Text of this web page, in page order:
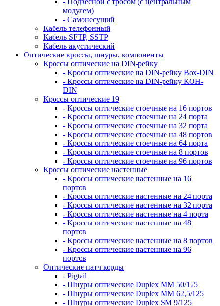
- Подвесной с тросом (с центральным
модулем)
- Самонесущий
Кабель телефонный
Кабель SFTP, SSTP
Кабель акустический
Оптические кроссы, шнуры, компоненты
Кроссы оптические на DIN-рейку
- Кроссы оптические на DIN-рейку Box-DIN
- Кроссы оптические на DIN-рейку КОН-
DIN
Кроссы оптические 19
- Кроссы оптические стоечные на 16 портов
- Кроссы оптические стоечные на 24 порта
- Кроссы оптические стоечные на 32 порта
- Кроссы оптические стоечные на 48 портов
- Кроссы оптические стоечные на 64 порта
- Кроссы оптические стоечные на 8 портов
- Кроссы оптические стоечные на 96 портов
Кроссы оптические настенные
- Кроссы оптические настенные на 16
портов
- Кроссы оптические настенные на 24 порта
- Кроссы оптические настенные на 32 порта
- Кроссы оптические настенные на 4 порта
- Кроссы оптические настенные на 48
портов
- Кроссы оптические настенные на 8 портов
- Кроссы оптические настенные на 96
портов
Оптические патч корды
- Pigtail
- Шнуры оптические Duplex MM 50/125
- Шнуры оптические Duplex MM 62,5/125
- Шнуры оптические Duplex SM 9/125